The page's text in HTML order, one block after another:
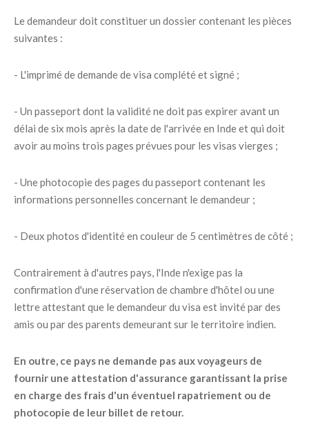
Le demandeur doit constituer un dossier contenant les pièces
suivantes :
- L'imprimé de demande de visa complété et signé ;
- Un passeport dont la validité ne doit pas expirer avant un
délai de six mois après la date de l'arrivée en Inde et qui doit
avoir au moins trois pages prévues pour les visas vierges ;
- Une photocopie des pages du passeport contenant les
informations personnelles concernant le demandeur ;
- Deux photos d'identité en couleur de 5 centimètres de côté ;
Contrairement à d'autres pays, l'Inde n'exige pas la
confirmation d'une réservation de chambre d'hôtel ou une
lettre attestant que le demandeur du visa est invité par des
amis ou par des parents demeurant sur le territoire indien.
En outre, ce pays ne demande pas aux voyageurs de
fournir une attestation d'assurance garantissant la prise
en charge des frais d'un éventuel rapatriement ou de
photocopie de leur billet de retour.